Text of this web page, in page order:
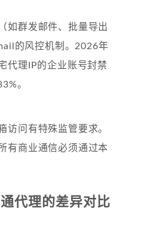
如群发邮件、批量导出
的风控机制。2026年
代理IP的企业账号封禁
。
访问有特殊监管要求。
有商业通信必须通过本
代理的差异对比